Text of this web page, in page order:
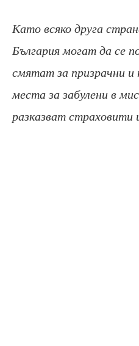
Като всяко друга
България могат да се
смятат за призрачни и
места за забулени в
разказват страховити